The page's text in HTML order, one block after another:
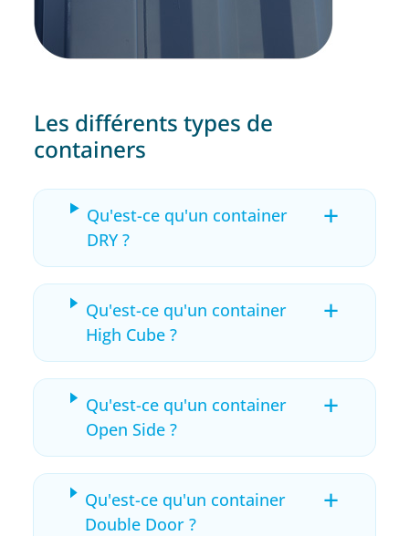
Les différents types de
containers
Qu'est-ce qu'un container
DRY ?
+
Qu'est-ce qu'un container
High Cube ?
+
Qu'est-ce qu'un container
Open Side ?
+
Qu'est-ce qu'un container
Double Door ?
+